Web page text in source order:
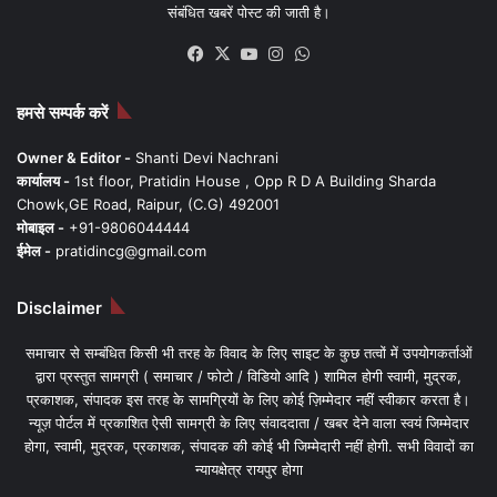
संबंधित खबरें पोस्ट की जाती है।
Facebook
X YouTubeInstagram
हमसे सम्पर्क करें
Owner & Editor - Shanti Devi Nachrani
कार्यालय - 1st floor, Pratidin House , Opp R D A Building Sharda
Chowk,GE Road, Raipur, (C.G) 492001
मोबाइल - +91-9806044444
ईमेल - pratidincg@gmail.com
Disclaimer
समाचार से सम्बंधित किसी भी तरह के विवाद के लिए साइट के कुछ तत्वों में उपयोगकर्ताओं
द्वारा प्रस्तुत सामग्री ( समाचार / फोटो / विडियो आदि ) शामिल होगी स्वामी, मुद्रक,
प्रकाशक, संपादक इस तरह के सामग्रियों के लिए कोई ज़िम्मेदार नहीं स्वीकार करता है।
न्यूज़ पोर्टल में प्रकाशित ऐसी सामग्री के लिए संवाददाता / खबर देने वाला स्वयं जिम्मेदार
होगा, स्वामी, मुद्रक, प्रकाशक, संपादक की कोई भी जिम्मेदारी नहीं होगी. सभी विवादों का
न्यायक्षेत्र रायपुर होगा